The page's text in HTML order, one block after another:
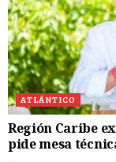
ATLÁNTICO
Región Caribe
pide mesa